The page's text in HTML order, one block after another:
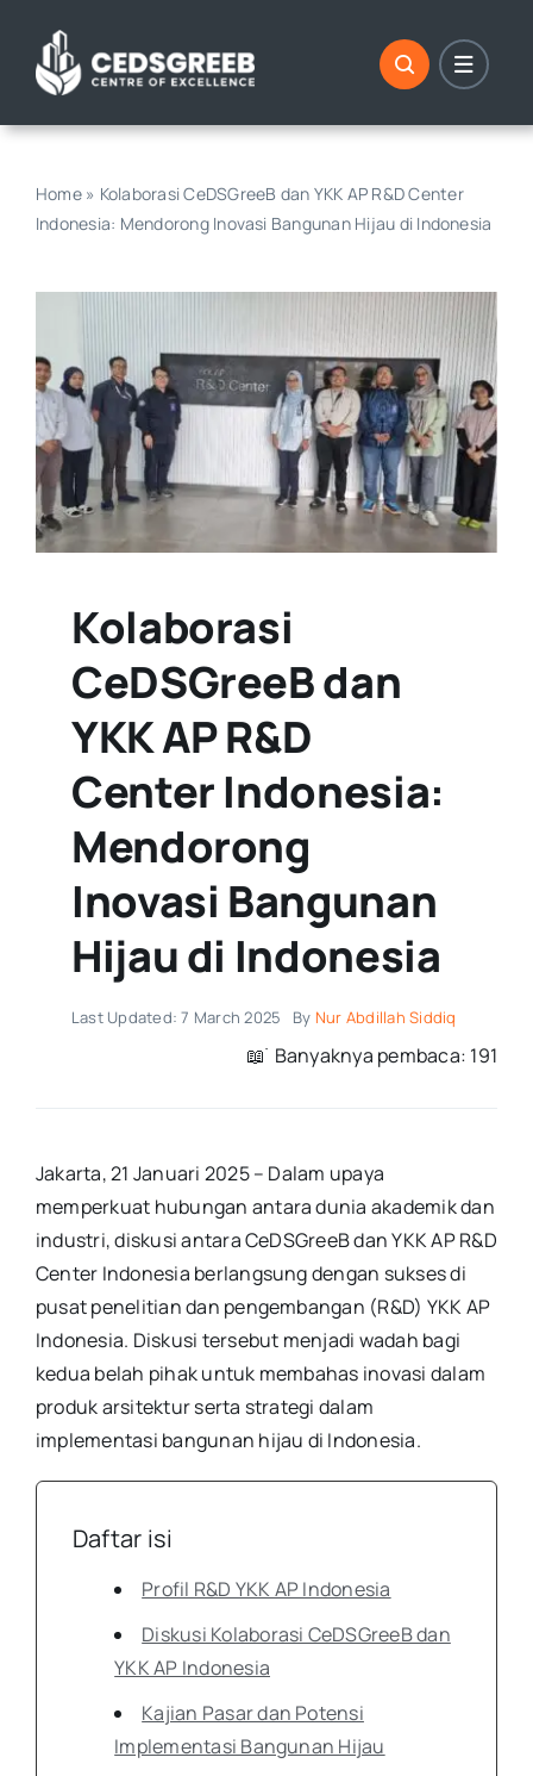
content
Home» Kolaborasi CeDSGreeB dan YKK AP R&D Center
Indonesia: Mendorong Inovasi Bangunan Hijau di Indonesia
Kolaborasi
CeDSGreeB dan
YKK AP R&D
Center Indonesia:
Mendorong
Inovasi Bangunan
Hijau di Indonesia
Last Updated: 7 March 2025 By Nur Abdillah Siddiq
📖 ࣪ Banyaknya pembaca: 191
Jakarta, 21 Januari 2025 – Dalam upaya
memperkuat hubungan antara dunia akademik dan
industri, diskusi antara CeDSGreeB dan YKK AP R&D
Center Indonesia berlangsung dengan sukses di
pusat penelitian dan pengembangan (R&D) YKK AP
Indonesia. Diskusi tersebut menjadi wadah bagi
kedua belah pihak untuk membahas inovasi dalam
produk arsitektur serta strategi dalam
implementasi bangunan hijau di Indonesia.
Daftar isi
Profil R&D YKK AP Indonesia
Diskusi Kolaborasi CeDSGreeB dan
YKK AP Indonesia
Kajian Pasar dan Potensi
Implementasi Bangunan Hijau